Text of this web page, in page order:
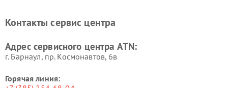
Контакты сервис центра
Адрес сервисного центра ATN:
г. Барнаул, ​пр. Космонавтов, 6в
Горячая линия: